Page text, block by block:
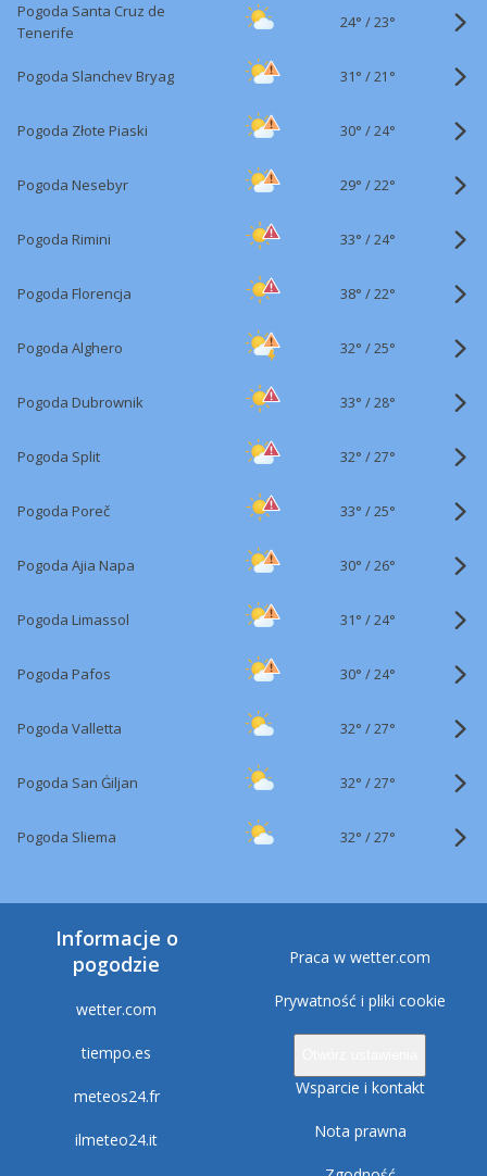
Pogoda Santa Cruz de
Tenerife
24° /23°
Pogoda Slanchev Bryag 31° /21°
Pogoda Złote Piaski 30° /24°
Pogoda Nesebyr 29° /22°
Pogoda Rimini 33° /24°
Pogoda Florencja 38° /22°
Pogoda Alghero 32° /25°
Pogoda Dubrownik 33° /28°
Pogoda Split 32° /27°
Pogoda Poreč 33° /25°
Pogoda Ajia Napa 30° /26°
Pogoda Limassol 31° /24°
Pogoda Pafos 30° /24°
Pogoda Valletta 32° /27°
Pogoda San Ġiljan 32° /27°
Pogoda Sliema 32° /27°
Informacje o
pogodzie
wetter.com
tiempo.es
meteos24.fr
ilmeteo24.it
Praca w wetter.com
Prywatność i pliki cookie
Wsparcie i kontakt
Nota prawna